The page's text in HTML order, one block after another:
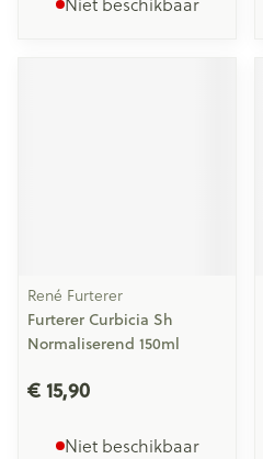
René Furterer
Furterer Curbicia Sh
Normaliserend 150ml
€ 15,90
Niet beschikbaar